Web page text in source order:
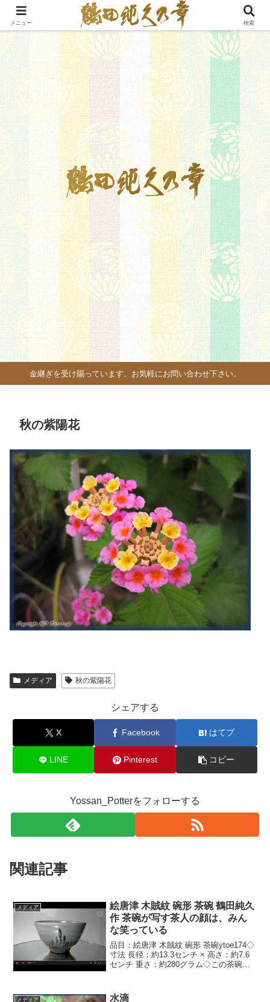
金継ぎを受け賜っています。お気軽にお問い合わせ下さい。
秋の紫陽花
メディア 秋の紫陽花
シェアする
X Facebook はてブ
LINE Pinterest コピー
Yossan_Potterをフォローする
関連記事
メディア
絵唐津 木賊紋 碗形 茶碗 鶴田純久
作 茶碗が写す茶人の顔は、みん
な笑っている
品目：絵唐津 木賊紋 碗形 茶碗ytoe174◇
寸法 長径：約13.3センチ × 高さ：約7.6
センチ 重さ：約280グラム◇この茶碗
かれています。正面には炎があたって...
メディア 水滴
メニュー 検索